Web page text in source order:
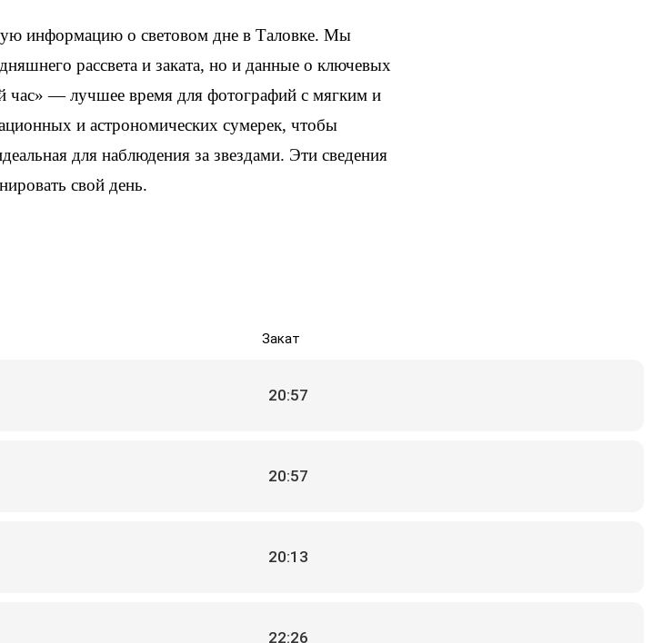
информацию о световом дне в Таловке. Мы
рассвета и заката, но и данные о ключевых
час» — лучшее время для фотографий с мягким и
и астрономических сумерек, чтобы
для наблюдения за звездами. Эти сведения
свой день.
Закат
20:57
20:57
20:13
22:26